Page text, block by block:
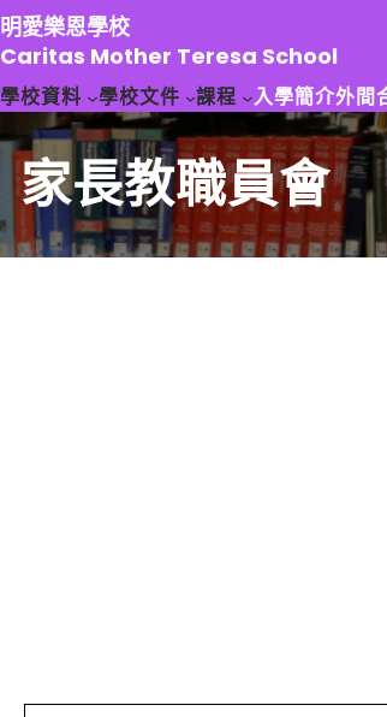
跳
至
主
要
容
明愛樂恩學校
Caritas Mother Teresa School
學校資料 學校文件 課程 入學簡介外間
家長教職員會